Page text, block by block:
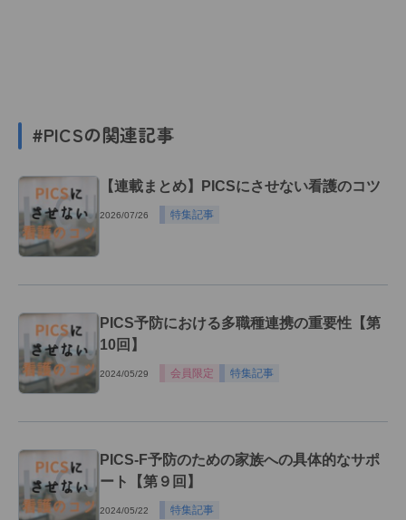
#PICSの関連記事
【連載まとめ】PICSにさせない看護のコツ
2026/07/26 特集記事
PICS予防における多職種連携の重要性【第
10回】
2024/05/29 会員限定 特集記事
PICS-F予防のための家族への具体的なサポ
ート【第９回】
2024/05/22 特集記事